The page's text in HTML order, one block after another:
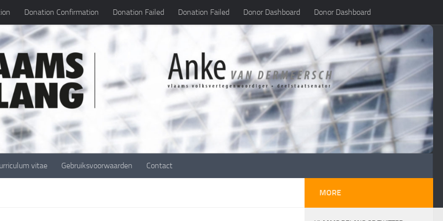
Donation Confirmation Donation Failed Donation Failed Donor Dashboard Donor Dashboard
vitae Gebruiksvoorwaarden Contact
MORE